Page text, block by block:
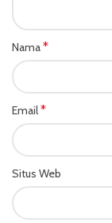
Nama*
Email*
Situs Web